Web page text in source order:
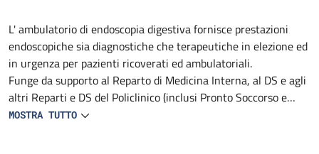
Descrizione
L' ambulatorio di endoscopia digestiva fornisce prestazioni
endoscopiche sia diagnostiche che terapeutiche in elezione ed
in urgenza per pazienti ricoverati ed ambulatoriali.
Funge da supporto al Reparto di Medicina Interna, al DS e agli
altri Reparti e DS del Policlinico (inclusi Pronto Soccorso e
Medicina d'Urgenza).
MOSTRA TUTTO